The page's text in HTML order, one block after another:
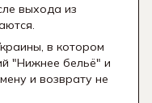
выхода из
в котором
"Нижнее бельё" и
и возврату не